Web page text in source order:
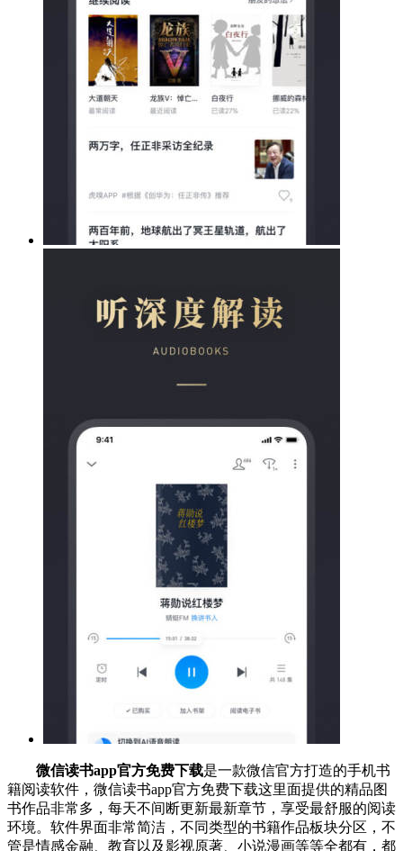
微信读书app官方免费下载是一款微信官方打造的手机书
籍阅读软件，微信读书app官方免费下载这里面提供的精品图
书作品非常多，每天不间断更新最新章节，享受最舒服的阅读
环境。软件界面非常简洁，不同类型的书籍作品板块分区，不
管是情感金融、教育以及影视原著、小说漫画等等全都有，都